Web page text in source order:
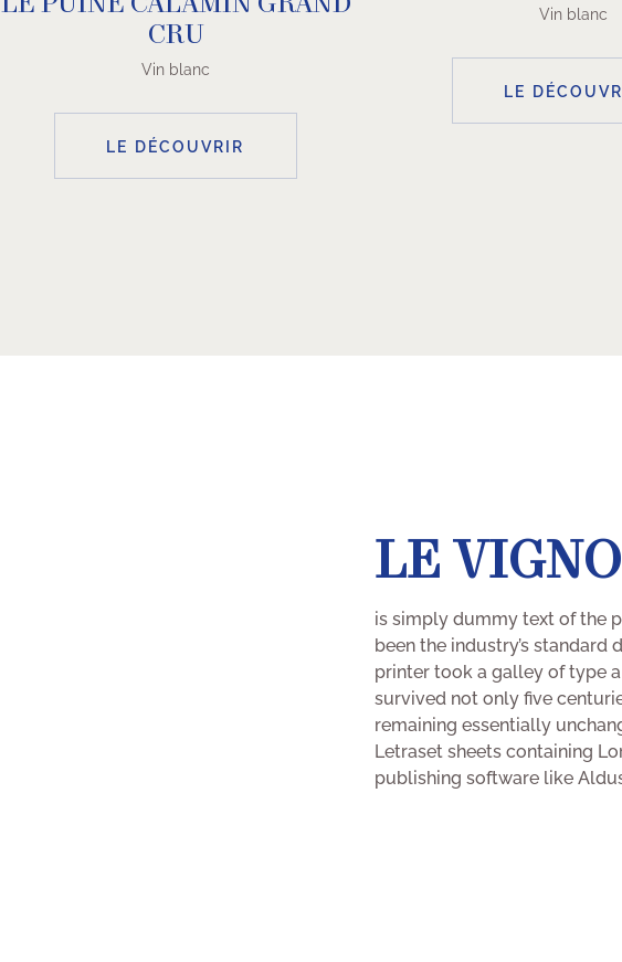
CRU
Vin blanc
LE DÉCOUVRIR
Vin blanc
LE
LE
is simply dummy text of the
been the industry’s standard
printer took a galley of type
survived not only five
remaining essentially
Letraset sheets containing
publishing software like